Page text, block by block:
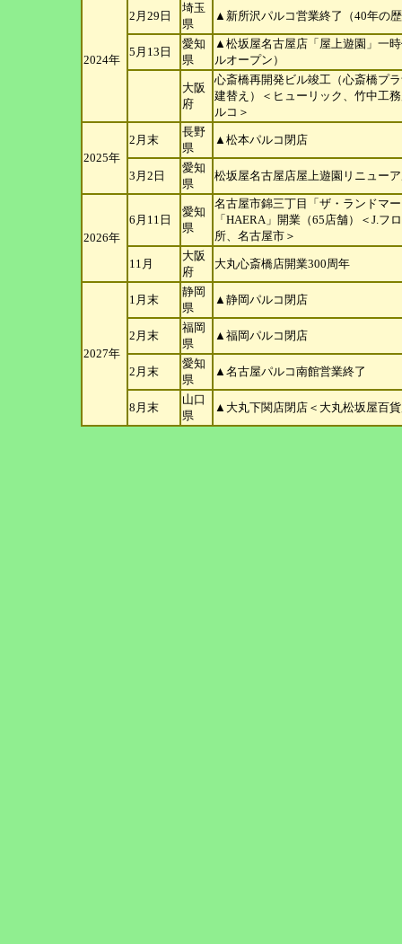
2024年
2月29日
埼玉
県
▲新所沢パルコ営業終了（40年の
5月13日
愛知
県
▲松坂屋名古屋店「屋上遊園」一
ルオープン）
大阪
府
心斎橋再開発ビル竣工（心斎橋プ
建替え）＜ヒューリック、 竹中工
ルコ＞
2025年
2月末
長野
県
▲松本パルコ閉店
3月2日
愛知
県
松坂屋名古屋店屋上遊園リニュー
2026年
6月11日
愛知
県
名古屋市錦三丁目「ザ・ランドマ
「HAERA」開業（65店舗）＜J.フ
所、名古屋市＞
11月
大阪
府
大丸心斎橋店開業300周年
2027年
1月末
静岡
県
▲静岡パルコ閉店
2月末
福岡
県
▲福岡パルコ閉店
2月末
愛知
県
▲名古屋パルコ南館営業終了
8月末
山口
県
▲大丸下関店閉店＜大丸松坂屋百